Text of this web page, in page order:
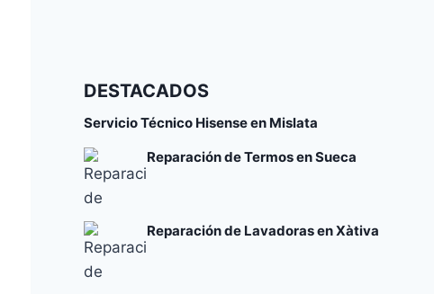
Bosch
DESTACADOS
Servicio Técnico Hisense en Mislata
Reparación de Termos en Sueca
Reparación de Lavadoras en Xàtiva